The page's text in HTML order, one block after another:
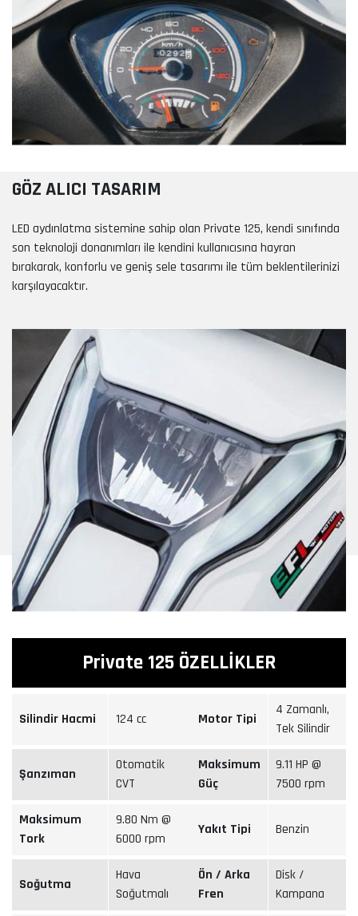
GÖZ ALICI TASARIM
LED aydınlatma sistemine sahip olan Private 125, kendi sınıfında
son teknoloji donanımları ile kendini kullanıcısına hayran
bırakarak, konforlu ve geniş sele tasarımı ile tüm beklentilerinizi
karşılayacaktır.
Private 125 ÖZELLİKLER
Silindir Hacmi 124 cc Motor Tipi
4 Zamanlı,
Tek Silindir
Şanzıman
Otomatik
CVT
Maksimum
Güç
9.11 HP @
7500 rpm
Maksimum
Tork
9.80 Nm @
6000 rpm
Yakıt Tipi Benzin
Soğutma
Hava
Soğutmalı
Ön / Arka
Fren
Disk /
Kampana